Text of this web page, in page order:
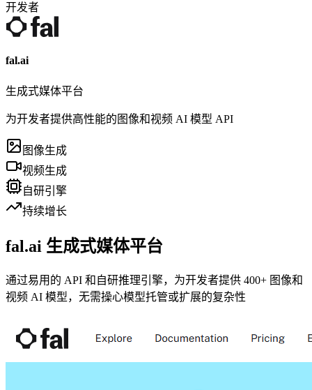
开发者
fal.ai
生成式媒体平台
为开发者提供高性能的图像和视频 AI 模型 API
图像生成
视频生成
自研引擎
持续增长
fal.ai 生成式媒体平台
通过易用的 API 和自研推理引擎，为开发者提供 400+ 图像和
视频 AI 模型，无需操心模型托管或扩展的复杂性